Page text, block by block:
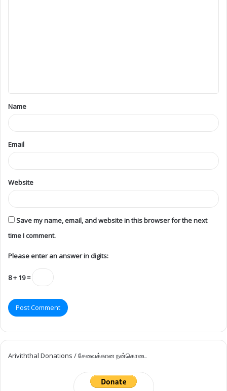
Name
Email
Website
Save my name, email, and website in this browser for the next
time I comment.
Please enter an answer in digits:
8 + 19 =
Ariviththal Donations / சேவைக்கான நன்கொடை